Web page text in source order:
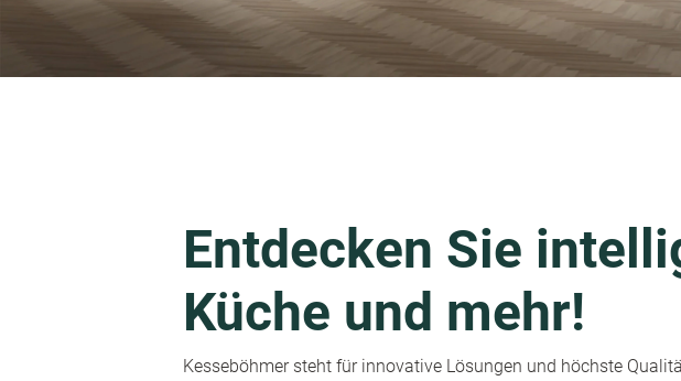
Entdecken Sie
Küche und mehr!
Kesseböhmer steht für innovative Lösungen und höchste